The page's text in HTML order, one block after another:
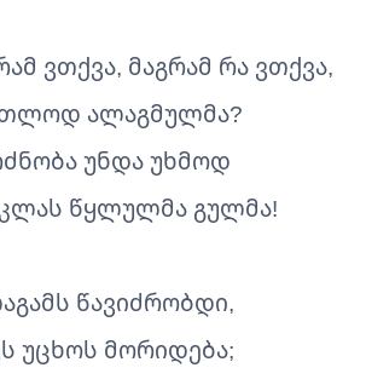
ვთქვა, მაგრამ რა ვთქვა,
ალაგმულმა?
უნდა უხმოდ
წყლულმა გულმა!
წავიძრობდი,
უცხოს მორიდება;